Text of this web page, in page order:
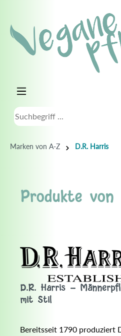
Marken von A-Z D.R. Harris
Produkte von
D.R. Harris -
mit Stil
Bereitsseit 1790 produziert